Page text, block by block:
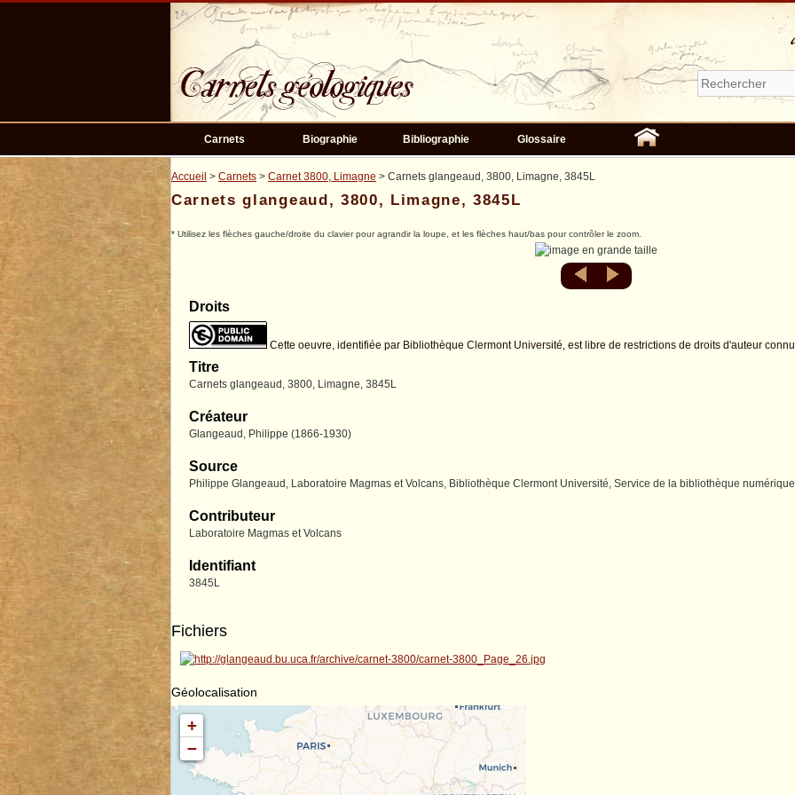
Carnets Biographie Bibliographie Glossaire
Accueil > Carnets > Carnet 3800, Limagne > Carnets glangeaud, 3800, Limagne, 3845L
Carnets glangeaud, 3800, Limagne, 3845L
* Utilisez les flèches gauche/droite du clavier pour agrandir la loupe, et les flèches haut/bas pour contrôler le zoom.
Droits
Cette oeuvre, identifiée par Bibliothèque Clermont Université, est libre de restrictions de droits d'auteur
Titre
Carnets glangeaud, 3800, Limagne, 3845L
Créateur
Glangeaud, Philippe (1866-1930)
Source
Philippe Glangeaud, Laboratoire Magmas et Volcans, Bibliothèque Clermont Université, Service de la bibliothèque numérique
Contributeur
Laboratoire Magmas et Volcans
Identifiant
3845L
Fichiers
Géolocalisation
+
−